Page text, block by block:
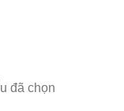
đã chọn